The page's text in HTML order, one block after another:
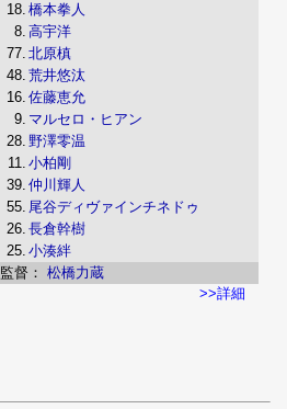
18. 橋本拳人
8. 高宇洋
77. 北原槙
48. 荒井悠汰
16. 佐藤恵允
9. マルセロ・ヒアン
28. 野澤零温
11. 小柏剛
39. 仲川輝人
55. 尾谷ディヴァインチネドゥ
26. 長倉幹樹
25. 小湊絆
監督： 松橋力蔵
>>詳細